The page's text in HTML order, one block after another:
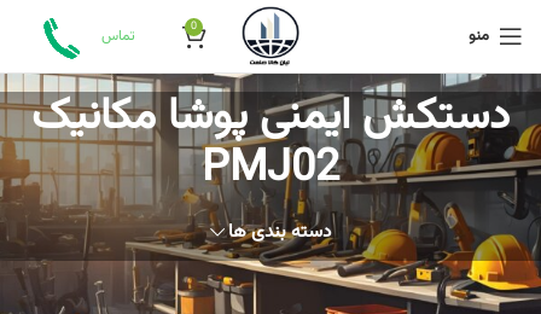
منو 0 تماس
دستکش ایمنی پوشا مکانیک
PMJ02
دسته بندی ها